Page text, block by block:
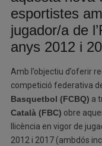
esportistes
jugador/a de
anys 2012 i
Amb l’objectiu d’oferir
competició federativa
Basquetbol (FCBQ) a
Català (FBC) obre
llicència en vigor de
2012 i 2017 (ambdós